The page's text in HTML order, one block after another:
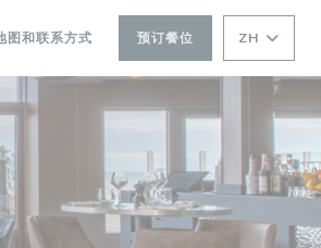
图和联系方式 预订餐位 ZH